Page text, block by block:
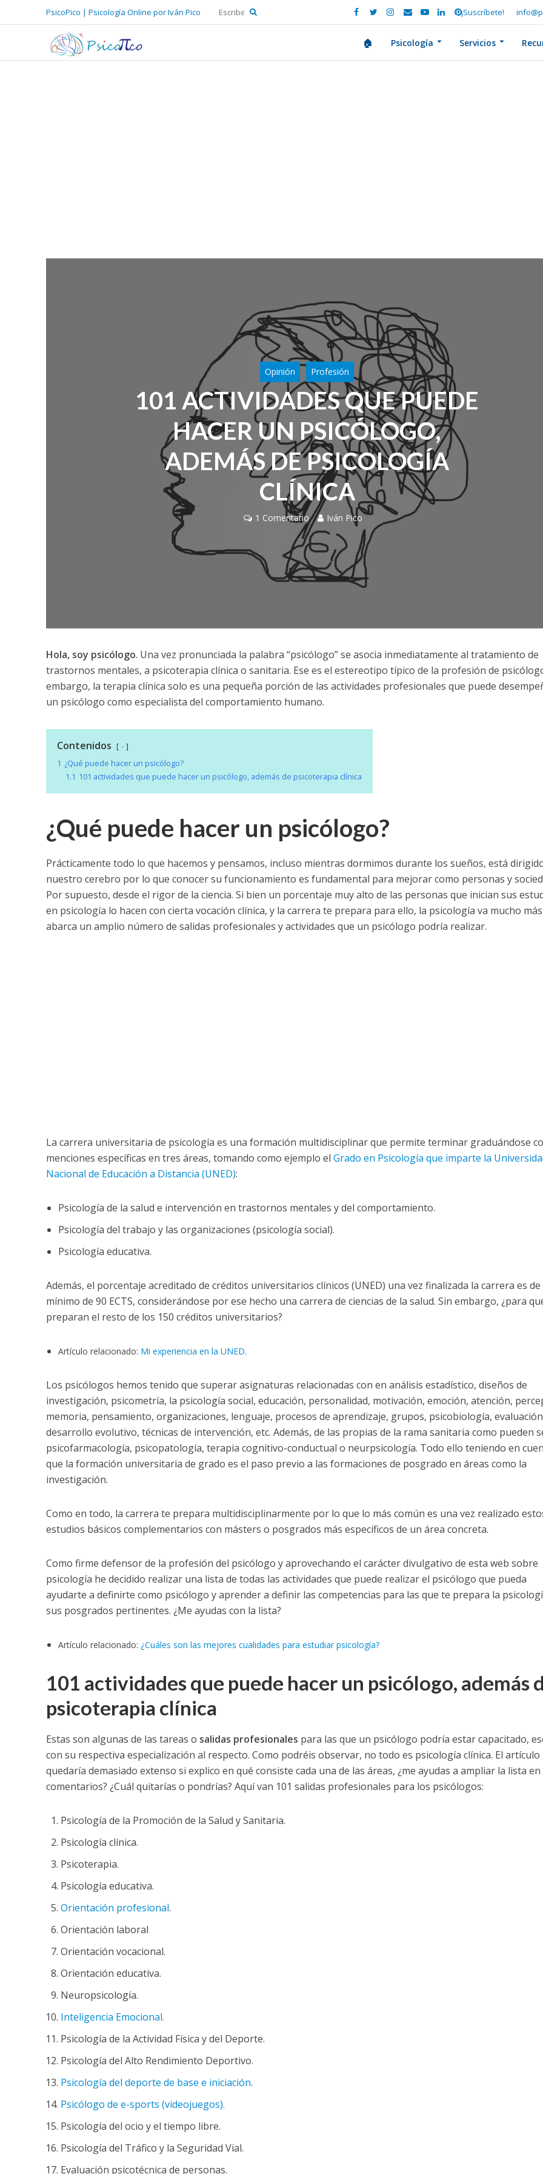
PsicoPico | Psicología Online por Iván Pico ¡Suscríbete!
🏠 Psicología Servicios
Opinión Profesión
101 ACTIVIDADES QUE PUEDE
HACER UN PSICÓLOGO,
ADEMÁS DE PSICOLOGÍA
CLÍNICA
1 Comentario Iván Pico
Hola, soy psicólogo. Una vez pronunciada la palabra “psicólogo” se asocia inmediatamente al tratamiento de
trastornos mentales, a psicoterapia clínica o sanitaria. Ese es el estereotipo típico de la profesión de
embargo, la terapia clínica solo es una pequeña porción de las actividades profesionales que puede
un psicólogo como especialista del comportamiento humano.
Contenidos
-
1 ¿Qué puede hacer un psicólogo?
1.1 101 actividades que puede hacer un psicólogo, además de psicoterapia clínica
¿Qué puede hacer un psicólogo?
Prácticamente todo lo que hacemos y pensamos, incluso mientras dormimos durante los sueños, está
nuestro cerebro por lo que conocer su funcionamiento es fundamental para mejorar como personas y
Por supuesto, desde el rigor de la ciencia. Si bien un porcentaje muy alto de las personas que inician sus
en psicología lo hacen con cierta vocación clínica, y la carrera te prepara para ello, la psicología va mucho
abarca un amplio número de salidas profesionales y actividades que un psicólogo podría realizar.
La carrera universitaria de psicología es una formación multidisciplinar que permite terminar graduándose
menciones específicas en tres áreas, tomando como ejemplo el Grado en Psicología que imparte la
Nacional de Educación a Distancia (UNED):
Psicología de la salud e intervención en trastornos mentales y del comportamiento.
Psicología del trabajo y las organizaciones (psicología social).
Psicología educativa.
Además, el porcentaje acreditado de créditos universitarios clínicos (UNED) una vez finalizada la carrera es de
mínimo de 90 ECTS, considerándose por ese hecho una carrera de ciencias de la salud. Sin embargo, ¿para
preparan el resto de los 150 créditos universitarios?
Artículo relacionado: Mi experiencia en la UNED.
Los psicólogos hemos tenido que superar asignaturas relacionadas con en análisis estadístico, diseños de
investigación, psicometría, la psicología social, educación, personalidad, motivación, emoción, atención,
memoria, pensamiento, organizaciones, lenguaje, procesos de aprendizaje, grupos, psicobiología,
desarrollo evolutivo, técnicas de intervención, etc. Además, de las propias de la rama sanitaria como pueden
psicofarmacología, psicopatología, terapia cognitivo-conductual o neurpsicología. Todo ello teniendo en
que la formación universitaria de grado es el paso previo a las formaciones de posgrado en áreas como la
investigación.
Como en todo, la carrera te prepara multidisciplinarmente por lo que lo más común es una vez realizado
estudios básicos complementarios con másters o posgrados más específicos de un área concreta.
Como firme defensor de la profesión del psicólogo y aprovechando el carácter divulgativo de esta web sobre
psicología he decidido realizar una lista de todas las actividades que puede realizar el psicólogo que pueda
ayudarte a definirte como psicólogo y aprender a definir las competencias para las que te prepara la
sus posgrados pertinentes. ¿Me ayudas con la lista?
Artículo relacionado: ¿Cuáles son las mejores cualidades para estudiar psicología?
101 actividades que puede hacer un psicólogo, además
psicoterapia clínica
Estas son algunas de las tareas o salidas profesionales para las que un psicólogo podría estar capacitado,
con su respectiva especialización al respecto. Como podréis observar, no todo es psicología clínica. El artículo
quedaría demasiado extenso si explico en qué consiste cada una de las áreas, ¿me ayudas a ampliar la lista en
comentarios? ¿Cuál quitarías o pondrías? Aquí van 101 salidas profesionales para los psicólogos:
Psicología de la Promoción de la Salud y Sanitaria.
Psicología clínica.
Psicoterapia.
Psicología educativa.
Orientación profesional.
Orientación laboral
Orientación vocacional.
Orientación educativa.
Neuropsicología.
Inteligencia Emocional.
Psicología de la Actividad Física y del Deporte.
Psicología del Alto Rendimiento Deportivo.
Psicología del deporte de base e iniciación.
Psicólogo de e-sports (videojuegos).
Psicología del ocio y el tiempo libre.
Psicología del Tráfico y la Seguridad Vial.
Evaluación psicotécnica de personas.